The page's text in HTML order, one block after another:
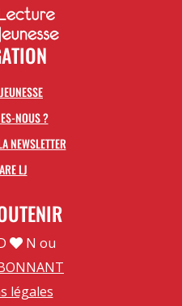
NOUS ?
NEWSLETTER
LJ
N ou
légales